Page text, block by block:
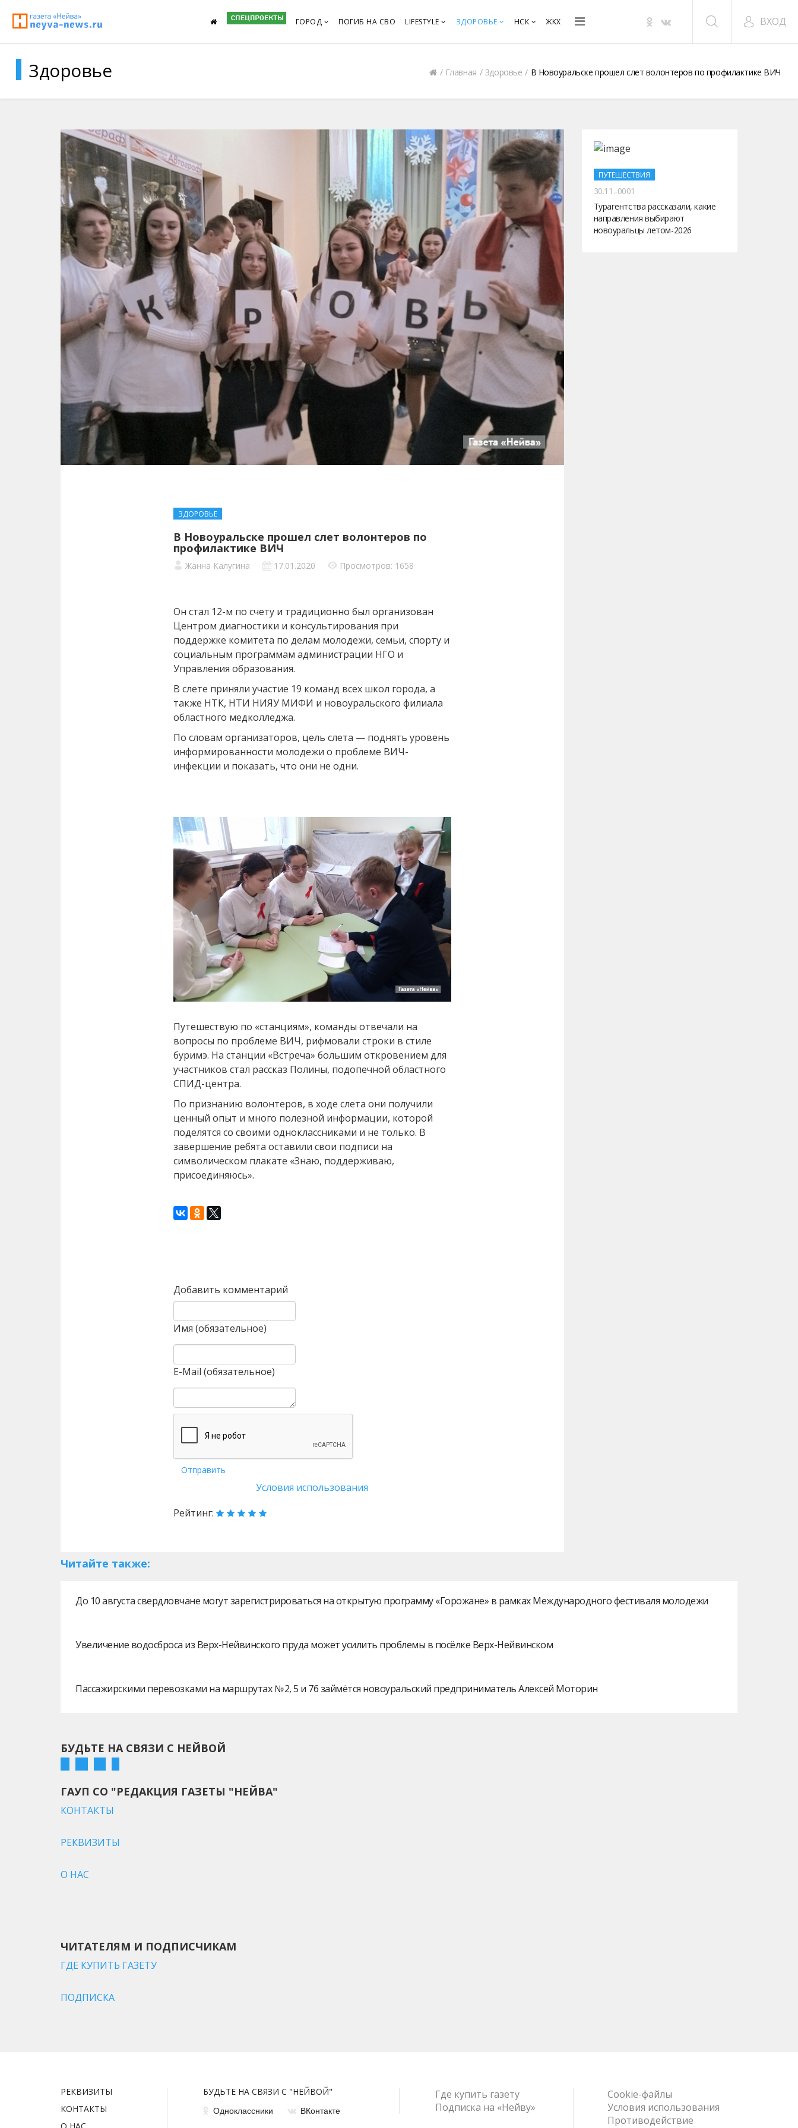
ГОРОД ПОГИБ НА СВО LIFESTYLE ЗДОРОВЬЕ НСК ЖКХ ВХОД
Здоровье Главная Здоровье В Новоуральске прошел слет волонтеров по профилактике ВИЧ
ЗДОРОВЬЕ
В Новоуральске прошел слет волонтеров по
профилактике ВИЧ
Жанна Калугина 17.01.2020 Просмотров: 1658
Он стал 12-м по счету и традиционно был организован
Центром диагностики и консультирования при
поддержке комитета по делам молодежи, семьи, спорту и
социальным программам администрации НГО и
Управления образования.
В слете приняли участие 19 команд всех школ города, а
также НТК, НТИ НИЯУ МИФИ и новоуральского филиала
областного медколледжа.
По словам организаторов, цель слета — поднять уровень
информированности молодежи о проблеме ВИЧ-
инфекции и показать, что они не одни.
Путешествую по «станциям», команды отвечали на
вопросы по проблеме ВИЧ, рифмовали строки в стиле
буримэ. На станции «Встреча» большим откровением для
участников стал рассказ Полины, подопечной областного
СПИД-центра.
По признанию волонтеров, в ходе слета они получили
ценный опыт и много полезной информации, которой
поделятся со своими одноклассниками и не только. В
завершение ребята оставили свои подписи на
символическом плакате «Знаю, поддерживаю,
присоединяюсь».
Добавить комментарий
Имя (обязательное)
E-Mail (обязательное)
Отправить
Условия использования
Рейтинг:
ПУТЕШЕСТВИЯ
30.11.-0001
Турагентства рассказали, какие
направления выбирают
новоуральцы летом-2026
Читайте также:
До 10 августа свердловчане могут зарегистрироваться на открытую программу «Горожане» в рамках Международного фестиваля молодежи
Увеличение водосброса из Верх-Нейвинского пруда может усилить проблемы в посёлке Верх-Нейвинском
Пассажирскими перевозками на маршрутах № 2, 5 и 76 займётся новоуральский предприниматель Алексей Моторин
БУДЬТЕ НА СВЯЗИ С НЕЙВОЙ
ГАУП СО "РЕДАКЦИЯ ГАЗЕТЫ "НЕЙВА"
КОНТАКТЫ
РЕКВИЗИТЫ
О НАС
ЧИТАТЕЛЯМ И ПОДПИСЧИКАМ
ГДЕ КУПИТЬ ГАЗЕТУ
ПОДПИСКА
РЕКВИЗИТЫ
КОНТАКТЫ
БУДЬТЕ НА СВЯЗИ С "НЕЙВОЙ"
Одноклассники ВКонтакте
Где купить газету
Подписка на «Нейву»
Cookie-файлы
Условия использования
Противодействие